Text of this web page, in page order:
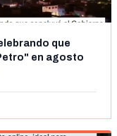
que
en agosto